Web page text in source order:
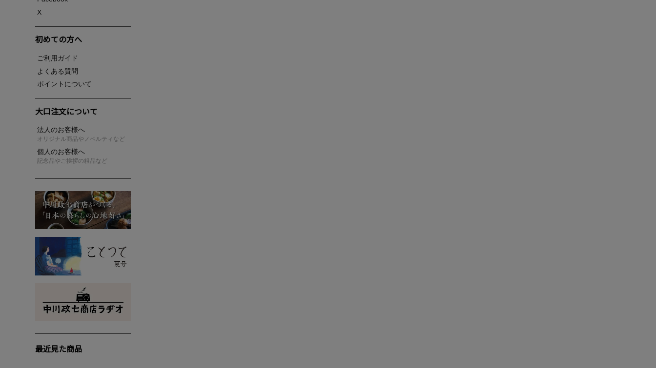
X
初めての方へ
ご利用ガイド
よくある質問
ポイントについて
大口注文について
法人のお客様へ
オリジナル商品やノベルティなど
個人のお客様へ
記念品やご挨拶の粗品など
最近見た商品